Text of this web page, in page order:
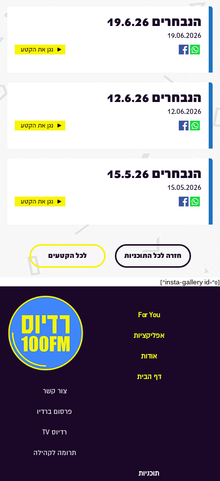
הנבחרים 19.6.26
19.06.2026
נגן את הקטע
הנבחרים 12.6.26
12.06.2026
נגן את הקטע
הנבחרים 15.5.26
15.05.2026
נגן את הקטע
חזרה לכל התוכניות לכל הקטעים
[insta-gallery id="0"]
For You
אפליקציות
אודות
דף הבית
צור קשר
פרסום ברדיו
רדיוס TV
תרומה לקהילה
תוכניות